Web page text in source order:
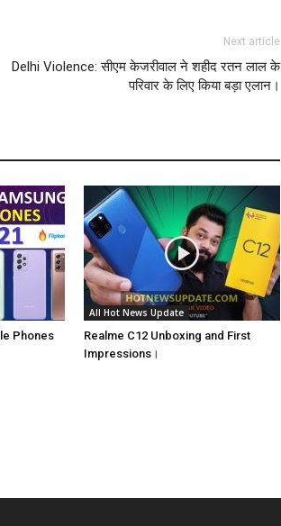
Next article
Delhi Violence: सीएम केजरीवाल ने शहीद रतन लाल के
परिवार के लिए किया बड़ा एलान।
Phones
All Hot News Update
Realme C12 Unboxing and First
Impressions।